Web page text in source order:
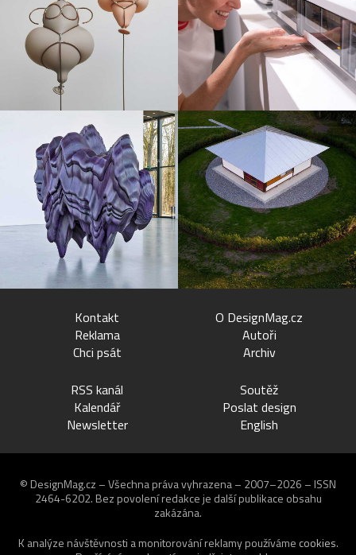
Kontakt
Reklama
Chci psát
O DesignMag.cz
Autoři
Archiv
RSS kanál
Kalendář
Newsletter
Soutěž
Poslat design
English
© DesignMag.cz – Všechna práva vyhrazena – 2007–2026 – ISSN
2464-6202. Bez povolení redakce je další publikace obsahu
zakázána.
K analýze návštěvnosti a monitorování reklamy používáme cookies.